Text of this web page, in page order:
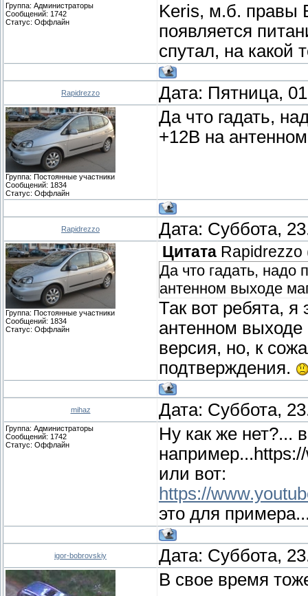
Группа: Администраторы
Сообщений: 1742
Статус: Оффлайн
Keris, м.б. правы
появляется
спутал, на какой
Rapidrezzo Дата: Пятница,
Группа: Постоянные участники
Сообщений: 1834
Статус: Оффлайн
Да что гадать,
+12В на
Rapidrezzo Дата: Суббота,
Группа: Постоянные участники
Сообщений: 1834
Статус: Оффлайн
Цитата Rapidrezzo
Да что гадать, надо
антенном выходе
Так вот ребята, я
антенном
версия, но, к
подтверждения.
mihaz Дата: Суббота,
Группа: Администраторы
Сообщений: 1742
Статус: Оффлайн
Ну как же нет?...
или вот:
https://
это для
igor-bobrovskiy
Дата: Суббота,
В свое время